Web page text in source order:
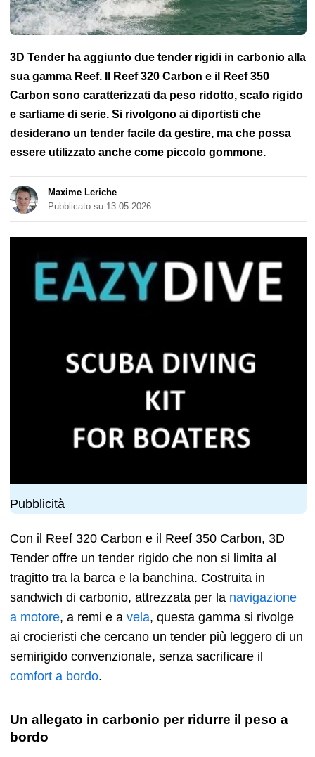
3D Tender ha aggiunto due tender rigidi in carbonio alla
sua gamma Reef. Il Reef 320 Carbon e il Reef 350
Carbon sono caratterizzati da peso ridotto, scafo rigido
e sartiame di serie. Si rivolgono ai diportisti che
desiderano un tender facile da gestire, ma che possa
essere utilizzato anche come piccolo gommone.
Maxime Leriche
Pubblicato su 13-05-2026
Pubblicità
Con il Reef 320 Carbon e il Reef 350 Carbon, 3D
Tender offre un tender rigido che non si limita al
tragitto tra la barca e la banchina. Costruita in
sandwich di carbonio, attrezzata per la navigazione
a motore, a remi e a vela, questa gamma si rivolge
ai crocieristi che cercano un tender più leggero di un
semirigido convenzionale, senza sacrificare il
comfort a bordo.
Un allegato in carbonio per ridurre il peso a
bordo